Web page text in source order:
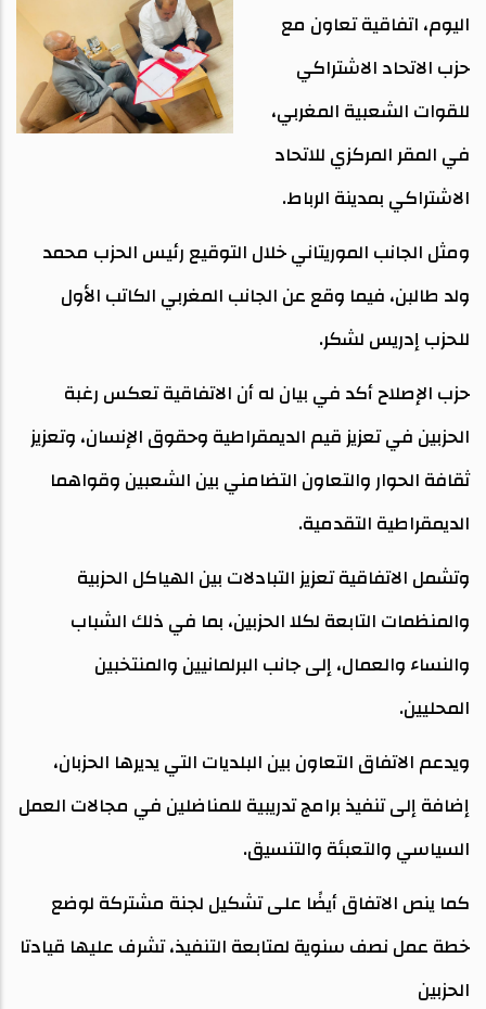
اليوم، اتفاقية تعاون مع
حزب الاتحاد الاشتراكي
للقوات الشعبية المغربي،
في المقر المركزي للاتحاد
الاشتراكي بمدينة الرباط.
ومثل الجانب الموريتاني خلال التوقيع رئيس الحزب محمد
ولد طالبن، فيما وقع عن الجانب المغربي الكاتب الأول
للحزب إدريس لشكر.
حزب الإصلاح أكد في بيان له أن الاتفاقية تعكس رغبة
الحزبين في تعزيز قيم الديمقراطية وحقوق الإنسان، وتعزيز
ثقافة الحوار والتعاون التضامني بين الشعبين وقواهما
الديمقراطية التقدمية.
وتشمل الاتفاقية تعزيز التبادلات بين الهياكل الحزبية
والمنظمات التابعة لكلا الحزبين، بما في ذلك الشباب
والنساء والعمال، إلى جانب البرلمانيين والمنتخبين
المحليين.
ويدعم الاتفاق التعاون بين البلديات التي يديرها الحزبان،
إضافة إلى تنفيذ برامج تدريبية للمناضلين في مجالات العمل
السياسي والتعبئة والتنسيق.
كما ينص الاتفاق أيضًا على تشكيل لجنة مشتركة لوضع
خطة عمل نصف سنوية لمتابعة التنفيذ، تشرف عليها قيادتا
الحزبين